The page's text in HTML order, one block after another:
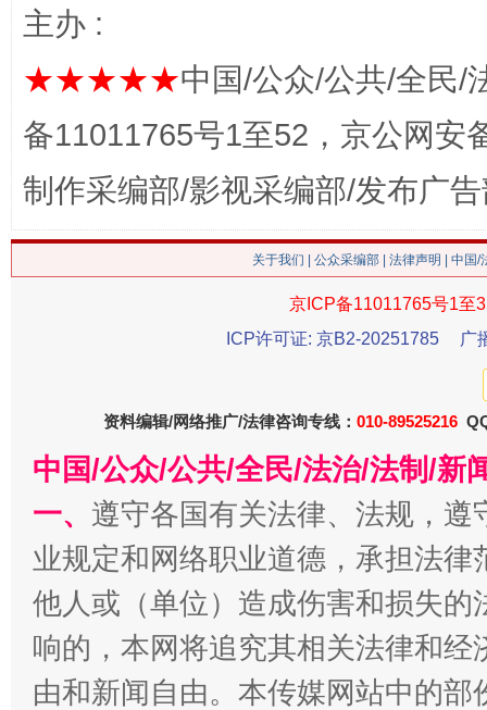
在谋一域中谋全局
今
主办 :
★★★★★中国/公众/公共/全民/
备11011765号1至52，京公网安
制作采编部/影视采编部/发布广
关于我们 公众采编部 法律声明 | 中国
京ICP备11011765号1至
ICP许可证: 京B2-20251785
广
资料编辑/网络推广/法律咨询专线： 010-89525216
中国/公众/公共/全民/法治/法制/新
一、 遵守各国有关法律、法规，
业规定和网络职业道德，承担法
他人或（单位）造成伤害和损失
响的，本网将追究其相关法律和
由和新闻自由。本传媒网站中的